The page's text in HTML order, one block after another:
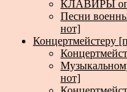
КЛАВИРЫ
Песни
нот]
Концертмейстеру
нот]